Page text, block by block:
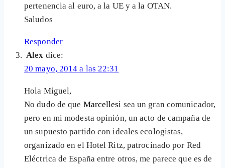
pertenencia al euro, a la UE y a la OTAN.
Saludos
Responder
Alex dice:
20 mayo, 2014 a las 22:31
Hola Miguel,
No dudo de que Marcellesi sea un gran comunicador,
pero en mi modesta opinión, un acto de campaña de
un supuesto partido con ideales ecologistas,
organizado en el Hotel Ritz, patrocinado por Red
Eléctrica de España entre otros, me parece que es de